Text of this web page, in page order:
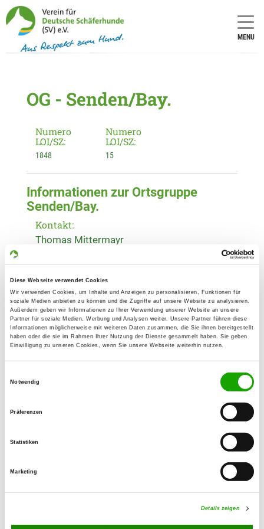
Diese Webseite verwendet Cookies
Wir verwenden Cookies, um Inhalte und Anzeigen zu personalisieren, Funktionen für
soziale Medien anbieten zu können und die Zugriffe auf unsere Website zu analysieren.
Außerdem geben wir Informationen zu Ihrer Verwendung unserer Website an unsere
Partner für soziale Medien, Werbung und Analysen weiter. Unsere Partner führen diese
Informationen möglicherweise mit weiteren Daten zusammen, die Sie ihnen bereitgestellt
haben oder die sie im Rahmen Ihrer Nutzung der Dienste gesammelt haben. Sie geben
Einwilligung zu unseren Cookies, wenn Sie unsere Webseite weiterhin nutzen.
Notwendig
Präferenzen
Statistiken
Marketing
Details zeigen
MENU
OG - Senden/Bay.
Numero
LOI/SZ:
1848
Numero
LOI/SZ:
15
Informationen zur Ortsgruppe
Senden/Bay.
Kontakt:
Thomas Mittermayr
89143 Blaubeuren
Übungsplatz:
Am Klausenwald
89250 Senden
Handy:
01776822408
Homepage:
Schutzdienst